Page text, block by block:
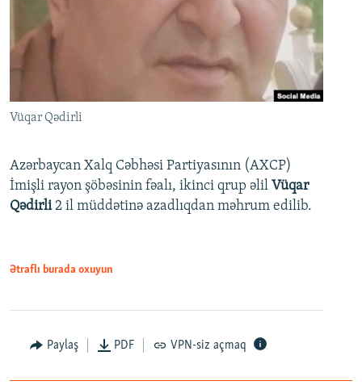
Vüqar Qədirli
Azərbaycan Xalq Cəbhəsi Partiyasının (AXCP)
İmişli rayon şöbəsinin fəalı, ikinci qrup əlil Vüqar
Qədirli2 il müddətinə azadlıqdan məhrum edilib.
Ətraflı burada oxuyun
Paylaş PDF VPN-siz açmaq